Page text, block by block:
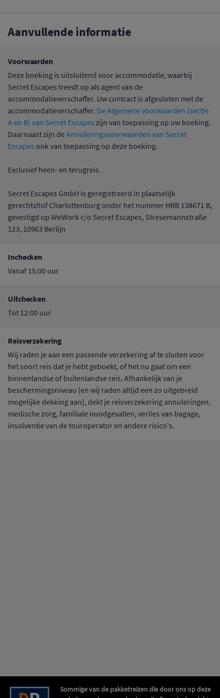
Aanvullende informatie
Voorwaarden
Deze boeking is uitsluitend voor accommodatie, waarbij
Secret Escapes treedt op als agent van de
accommodatieverschaffer. Uw contract is afgesloten met de
accommodatieverschaffer. De Algemene voorwaarden (sectie
A en B) van Secret Escapes zijn van toepassing op uw boeking.
Daarnaast zijn deAnnuleringsvoorwaarden van Secret
Escapes ook van toepassing op deze boeking.
Exclusief heen- en terugreis.
Secret Escapes GmbH is geregistreerd in plaatselijk
gerechtshof Charlottenburg onder het nummer HRB 138671 B,
gevestigd op WeWork c/o Secret Escapes, Stresemannstraße
123, 10963 Berlijn
Inchecken
Vanaf 15:00 uur
Uitchecken
Tot 12:00 uur
Reisverzekering
Wij raden je aan een passende verzekering af te sluiten voor
het soort reis dat je hebt geboekt, of het nu gaat om een
binnenlandse of buitenlandse reis. Afhankelijk van je
beschermingsniveau (en wij raden altijd een zo uitgebreid
mogelijke dekking aan), dekt je reisverzekering annuleringen,
medische zorg, familiale noodgevallen, verlies van bagage,
insolventie van de touroperator en andere risico's.
Sommige van de pakketreizen die door ons op deze